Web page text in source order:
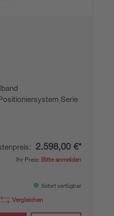
Serie
2.598,00 €*
Ihr Preis: Bitte anmelden
Sofort verfügbar
Vergleichen